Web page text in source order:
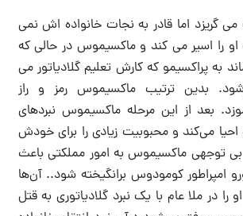
گریزد اما قادر به نجات خانواده اش نمی
را اسیر می کند و ماکسیموس در حالی که
به پراکسیمو که کارش تعلیم گلادیاتور می
بدین ترتیب ماکسیموس رمز و راز
بعد از این مرحله ماکسیموس نبردهای
احیا می‌کند و محبوبیت زیادی را برای خودش
توجهی ماکسیموس به امور مملکتی باعث
امپراطور کومودوس برانگیخته شود.. آن‌ها
را در ملا عام با یک نبرد گلادیاتوری به قتل